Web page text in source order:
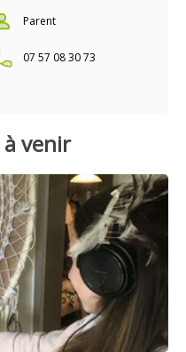
Parent
07 57 08 30 73
venir